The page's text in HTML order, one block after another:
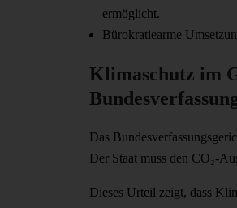
ermöglicht.
Bürokratiearme
Klimaschutz im
Das
Der Staat muss den CO₂-
Dieses Urteil zeigt, dass